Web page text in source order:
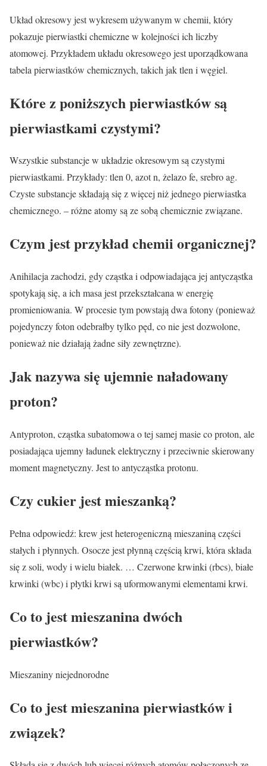
Układ okresowy jest wykresem używanym w chemii, który
pokazuje pierwiastki chemiczne w kolejności ich liczby
atomowej. Przykładem układu okresowego jest uporządkowana
tabela pierwiastków chemicznych, takich jak tlen i węgiel.
Które z poniższych pierwiastków są
pierwiastkami czystymi?
Wszystkie substancje w układzie okresowym są czystymi
pierwiastkami. Przykłady: tlen 0, azot n, żelazo fe, srebro ag.
Czyste substancje składają się z więcej niż jednego pierwiastka
chemicznego. – różne atomy są ze sobą chemicznie związane.
Czym jest przykład chemii organicznej?
Anihilacja zachodzi, gdy cząstka i odpowiadająca jej antycząstka
spotykają się, a ich masa jest przekształcana w energię
promieniowania. W procesie tym powstają dwa fotony (ponieważ
pojedynczy foton odebrałby tylko pęd, co nie jest dozwolone,
ponieważ nie działają żadne siły zewnętrzne).
Jak nazywa się ujemnie naładowany
proton?
Antyproton, cząstka subatomowa o tej samej masie co proton, ale
posiadająca ujemny ładunek elektryczny i przeciwnie skierowany
moment magnetyczny. Jest to antycząstka protonu.
Czy cukier jest mieszanką?
Pełna odpowiedź: krew jest heterogeniczną mieszaniną części
stałych i płynnych. Osocze jest płynną częścią krwi, która składa
się z soli, wody i wielu białek. … Czerwone krwinki (rbcs), białe
krwinki (wbc) i płytki krwi są uformowanymi elementami krwi.
Co to jest mieszanina dwóch
pierwiastków?
Mieszaniny niejednorodne
Co to jest mieszanina pierwiastków i
związek?